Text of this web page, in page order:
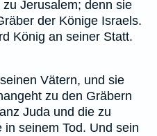
Jerusalem; denn sie
der Könige Israels.
König an seiner Statt.
Vätern, und sie
zu den Gräbern
Juda und die zu
seinem Tod. Und sein